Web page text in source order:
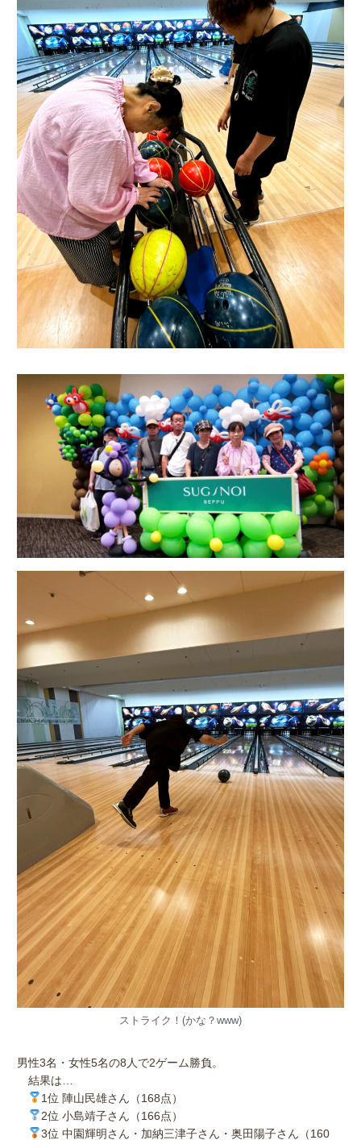
ストライク！(かな？www)
男性3名・女性5名の8人で2ゲーム勝負。
結果は…
1位 陣山民雄さん（168点）
2位 小島靖子さん（166点）
3位 中園輝明さん・加納三津子さん・奥田陽子さん（160